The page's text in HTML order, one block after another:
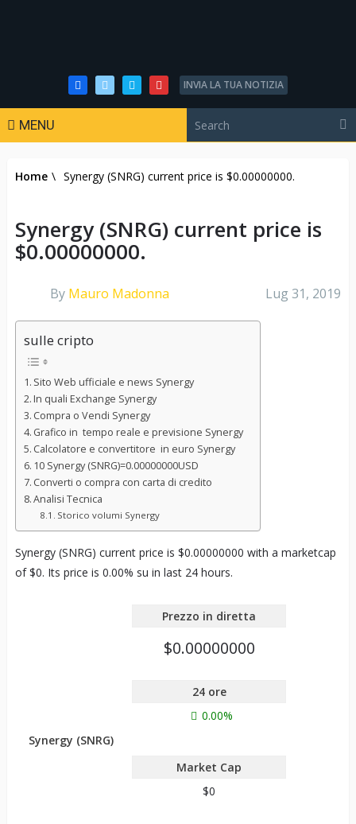
INVIA LA TUA NOTIZIA
MENU
Home \ Synergy (SNRG) current price is $0.00000000.
Synergy (SNRG) current price is
$0.00000000.
By Mauro Madonna Lug 31, 2019
sulle cripto
Sito Web ufficiale e news Synergy
In quali Exchange Synergy
Compra o Vendi Synergy
Grafico in tempo reale e previsione Synergy
Calcolatore e convertitore in euro Synergy
10 Synergy (SNRG)=0.00000000USD
Converti o compra con carta di credito
Analisi Tecnica
Storico volumi Synergy
Synergy (SNRG) current price is $0.00000000 with a marketcap
of $0. Its price is 0.00% su in last 24 hours.
Synergy (SNRG)
Prezzo in diretta
$0.00000000
24 ore
0.00%
Market Cap
$0